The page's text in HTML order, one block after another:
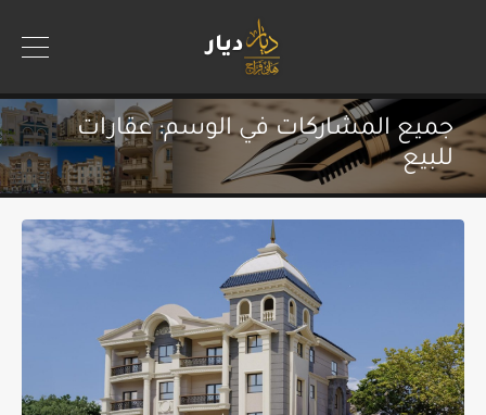
جميع المشاركات في الوسم: عقارات
للبيع